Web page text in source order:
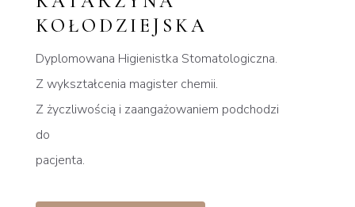
KOŁODZIEJSKA
Dyplomowana Higienistka Stomatologiczna.
Z wykształcenia magister chemii.
Z życzliwością i zaangażowaniem podchodzi
do
pacjenta.